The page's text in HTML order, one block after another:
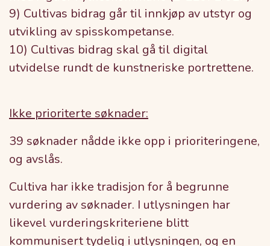
9) Cultivas bidrag går til innkjøp av utstyr og
utvikling av spisskompetanse.
10) Cultivas bidrag skal gå til digital
utvidelse rundt de kunstneriske portrettene.
Ikke prioriterte søknader:
39 søknader nådde ikke opp i prioriteringene,
og avslås.
Cultiva har ikke tradisjon for å begrunne
vurdering av søknader. I utlysningen har
likevel vurderingskriteriene blitt
kommunisert tydelig i utlysningen, og en